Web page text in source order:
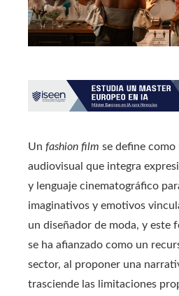
Un fashion film se define como
audiovisual que integra
y lenguaje cinematográfico
imaginativos y emotivos
un diseñador de moda, y este
se ha afianzado como un
sector, al proponer una
trasciende las limitaciones